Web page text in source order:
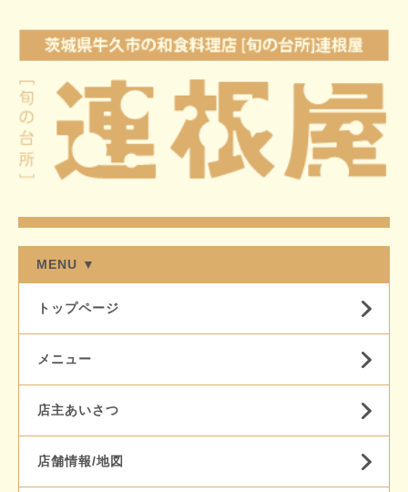
MENU ▼
トップページ
メニュー
店主あいさつ
店舗情報/地図